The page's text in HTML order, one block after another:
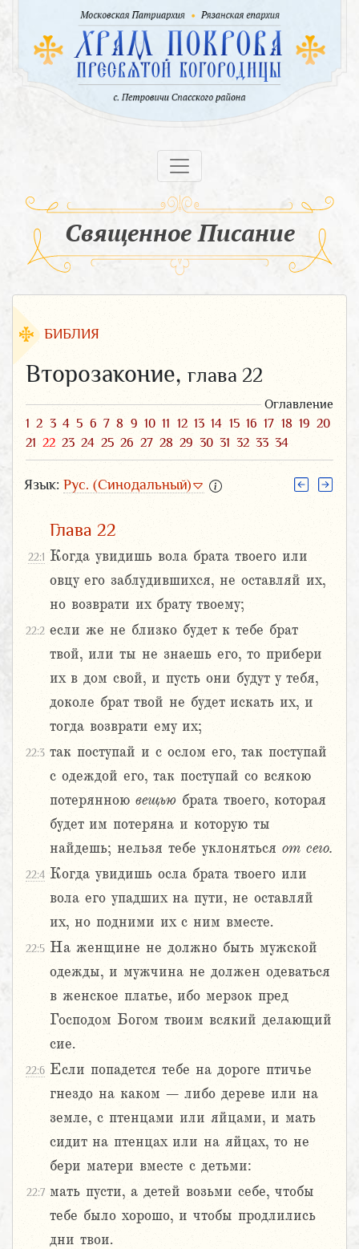
Священное Писание
БИБЛИЯ
Второзаконие, глава 22
Оглавление
1 2 3 4 5 6 7 8 9 10 11 12 13 14 15 16 17 18 19 20
21 22 23 24 25 26 27 28 29 30 31 32 33 34
Язык: Рус. (Синодальный)
Глава 22
22:1 Когда увидишь вола брата твоего или
овцу его заблудившихся, не оставляй их,
но возврати их брату твоему;
22:2 если же не близко будет к тебе брат
твой, или ты не знаешь его, то прибери
их в дом свой, и пусть они будут у тебя,
доколе брат твой не будет искать их, и
тогда возврати ему их;
22:3 так поступай и с ослом его, так поступай
с одеждой его, так поступай со всякою
потерянною вещью брата твоего, которая
будет им потеряна и которую ты
найдешь; нельзя тебе уклоняться от сего.
22:4 Когда увидишь осла брата твоего или
вола его упадших на пути, не оставляй
их, но подними их с ним вместе.
22:5 На женщине не должно быть мужской
одежды, и мужчина не должен одеваться
в женское платье, ибо мерзок пред
Господом Богом твоим всякий делающий
сие.
22:6 Если попадется тебе на дороге птичье
гнездо на каком – либо дереве или на
земле, с птенцами или яйцами, и мать
сидит на птенцах или на яйцах, то не
бери матери вместе с детьми:
22:7 мать пусти, а детей возьми себе, чтобы
тебе было хорошо, и чтобы продлились
дни твои.